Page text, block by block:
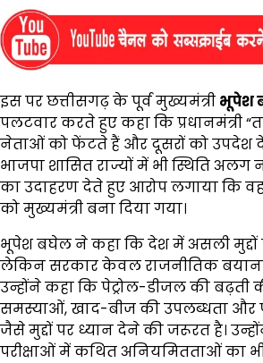
इस पर छत्तीसगढ़ के पूर्व मुख्यमंत्री भूपेश
पलटवार करते हुए कहा कि प्रधानमंत्री
नेताओं को फेंटते हैं और दूसरों को उपदेश
भाजपा शासित राज्यों में भी स्थिति अलग
का उदाहरण देते हुए आरोप लगाया कि
को मुख्यमंत्री बना दिया गया।
भूपेश बघेल ने कहा कि देश में असली मुद्दों
लेकिन सरकार केवल राजनीतिक
उन्होंने कहा कि पेट्रोल-डीजल की बढ़ती
समस्याओं, खाद-बीज की उपलब्धता और
जैसे मुद्दों पर ध्यान देने की जरूरत है।
परीक्षाओं में कथित अनियमितताओं का भी